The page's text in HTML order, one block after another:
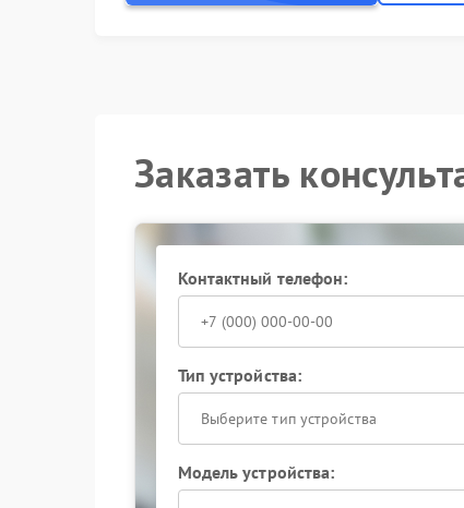
Заказать
Контактный телефон:
Тип устройства:
Выберите тип устройства
Модель устройства: